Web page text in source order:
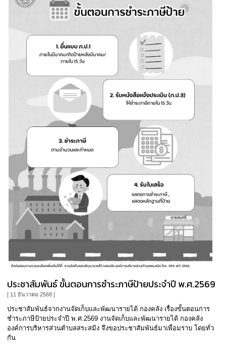
ประชาสัมพันธ์ ขั้นตอนการชำระภาษีป้ายประจำปี พ.ศ.2569
[ 11 ธันวาคม 2568 ]
ประชาสัมพันธ์จากงานจัดเก็บและพัฒนารายได้ กองคลัง เรื่องขั้นตอนการ
ชำระภาษีป้ายประจำปี พ.ศ.2569 งานจัดเก็บและพัฒนารายได้ กองคลัง
องค์การบริหารส่วนตำบลสระสมิง จึงขอประชาสัมพันธ์มาเพื่อมราบ โดยทั่ว
กัน